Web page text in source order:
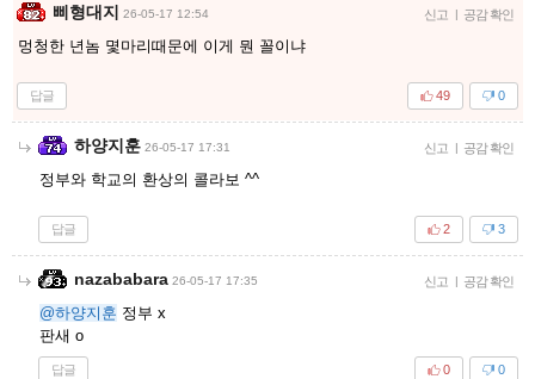
삐형대지 26-05-17 12:54 신고 | 공감 확인
멍청한 년놈 몇마리때문에 이게 뭔 꼴이냐
답글 0
49
하양지훈 26-05-17 17:31 신고 | 공감 확인
정부와 학교의 환상의 콜라보 ^^
답글 3
2
nazababara 26-05-17 17:35 신고 | 공감 확인
@하양지훈 정부 x
판새 o
답글 0
0